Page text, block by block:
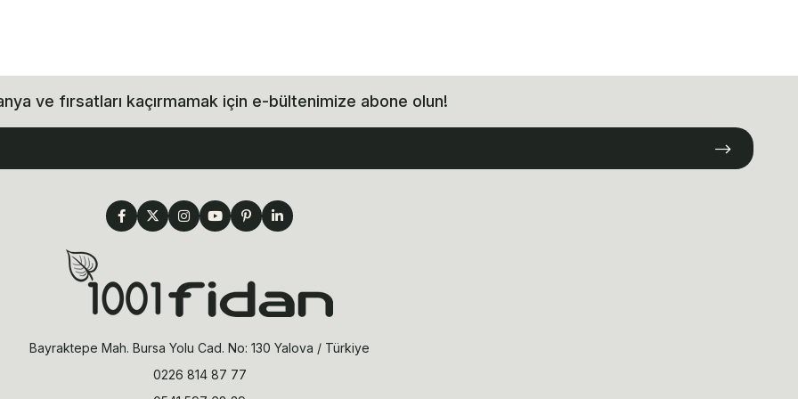
ve fırsatları kaçırmamak için e-bültenimize abone olun!
Bayraktepe Mah. Bursa Yolu Cad. No: 130 Yalova / Türkiye
0226 814 87 77